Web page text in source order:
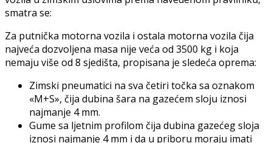
smatra se:
Za putnička motorna vozila i ostala motorna vozila čija
najveća dozvoljena masa nije veća od 3500 kg i koja
nemaju više od 8 sjedišta, propisana je sledeća oprema:
Zimski pneumatici na sva četiri točka sa oznakom
«M+S», čija dubina šara na gazećem sloju iznosi
najmanje 4 mm.
Gume sa ljetnim profilom čija dubina gazećeg sloja
iznosi najmanje 4 mm i da u priboru moraju imati